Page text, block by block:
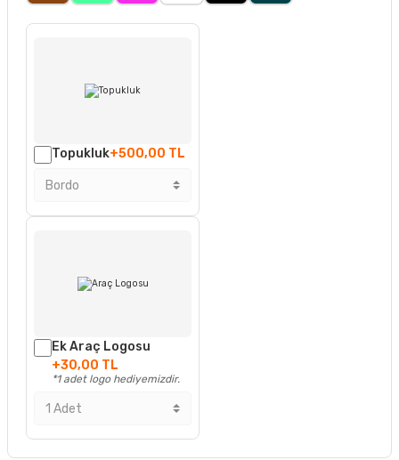
Topukluk+500,00 TL
Ek Araç Logosu
+30,00 TL
*1 adet logo hediyemizdir.